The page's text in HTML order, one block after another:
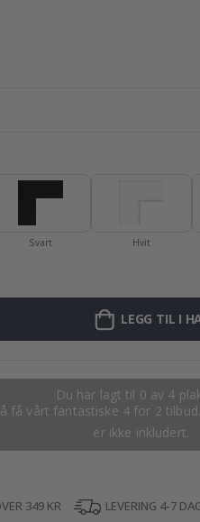
Svart Hvit
LEGG TIL I
Du har lagt til 0 av 4
få vårt fantastiske 4 for 2
er ikke inkludert.
349 KR
LEVERING 4-7